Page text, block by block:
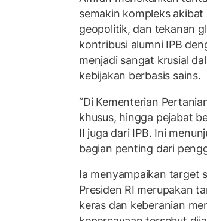
semakin kompleks
geopolitik, dan tekanan
kontribusi alumni IPB
menjadi sangat krusial
kebijakan berbasis sains.
“Di Kementerian
khusus, hingga pejabat
II juga dari IPB. Ini
bagian penting dari
Ia menyampaikan target
Presiden RI merupakan
keras dan keberanian